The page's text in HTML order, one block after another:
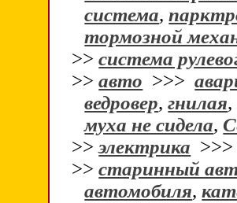
система,
тормозной
>>система
>>авто >>>
ведровер,гнилая,
муха не сидела,
>>электрика
>>старинный
автомобиля,